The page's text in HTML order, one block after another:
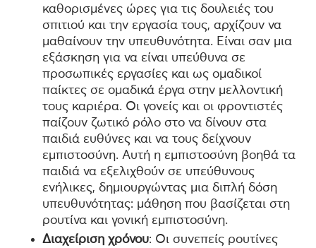
καθορισμένες ώρες για τις δουλειές του
σπιτιού και την εργασία τους, αρχίζουν να
μαθαίνουν την υπευθυνότητα. Είναι σαν μια
εξάσκηση για να είναι υπεύθυνα σε
προσωπικές εργασίες και ως ομαδικοί
παίκτες σε ομαδικά έργα στην μελλοντική
τους καριέρα. Οι γονείς και οι φροντιστές
παίζουν ζωτικό ρόλο στο να δίνουν στα
παιδιά ευθύνες και να τους δείχνουν
εμπιστοσύνη. Αυτή η εμπιστοσύνη βοηθά τα
παιδιά να εξελιχθούν σε υπεύθυνους
ενήλικες, δημιουργώντας μια διπλή δόση
υπευθυνότητας: μάθηση που βασίζεται στη
ρουτίνα και γονική εμπιστοσύνη.
Διαχείριση χρόνου: Οι συνεπείς ρουτίνες